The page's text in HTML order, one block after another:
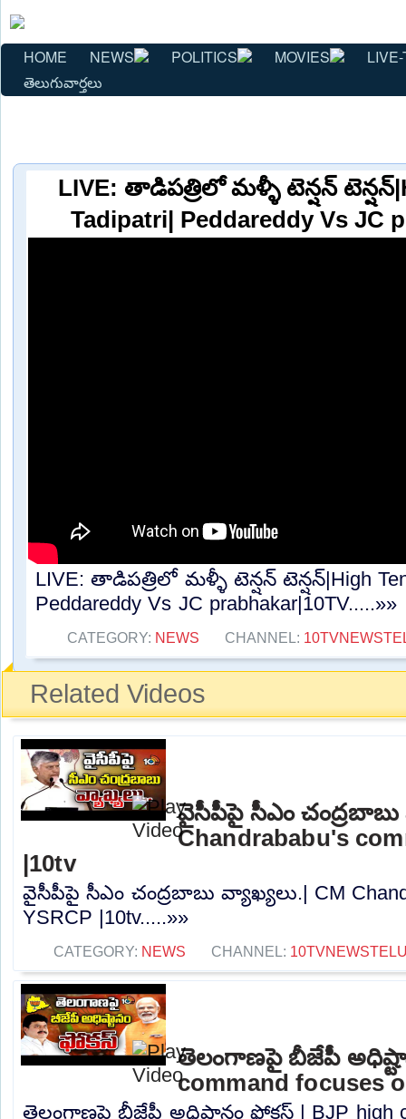
HOME NEWS POLITICS MOVIES
తెలుగువార్తలు
LIVE: తాడిపత్రిలో మళ్ళీ టెన్షన్‌
Tadipatri| Peddareddy Vs JC
LIVE: తాడిపత్రిలో మళ్ళీ టెన్షన్‌ టెన్షన్‌|High
Peddareddy Vs JC prabhakar|10TV.....»»
CATEGORY: NEWS CHANNEL:
Related Videos
వైసీపీపై సీఎం చంద్రబాబు
Chandrababu's
|10tv
వైసీపీపై సీఎం చంద్రబాబు వ్యాఖ్యలు.| CM
YSRCP |10tv.....»»
CATEGORY: NEWS CHANNEL:
తెలంగాణపై బీజేపీ
command focuses
తెలంగాణపై బీజేపీ అధిష్టానం ఫోకస్ | BJP high